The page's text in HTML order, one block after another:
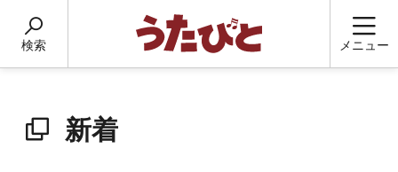
検索 メニュー
新着